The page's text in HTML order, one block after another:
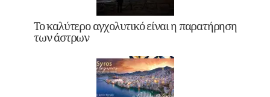
Το καλύτερο αγχολυτικό είναι η παρατήρηση
των άστρων